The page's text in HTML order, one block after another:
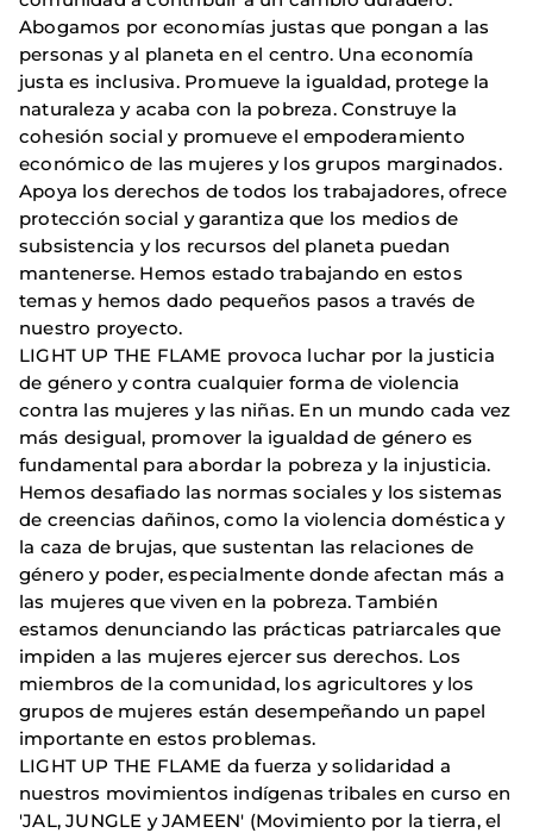
Abogamos por economías justas que pongan a las
personas y al planeta en el centro. Una economía
justa es inclusiva. Promueve la igualdad, protege la
naturaleza y acaba con la pobreza. Construye la
cohesión social y promueve el empoderamiento
económico de las mujeres y los grupos marginados.
Apoya los derechos de todos los trabajadores, ofrece
protección social y garantiza que los medios de
subsistencia y los recursos del planeta puedan
mantenerse. Hemos estado trabajando en estos
temas y hemos dado pequeños pasos a través de
nuestro proyecto.
LIGHT UP THE FLAME provoca luchar por la justicia
de género y contra cualquier forma de violencia
contra las mujeres y las niñas. En un mundo cada vez
más desigual, promover la igualdad de género es
fundamental para abordar la pobreza y la injusticia.
Hemos desafiado las normas sociales y los sistemas
de creencias dañinos, como la violencia doméstica y
la caza de brujas, que sustentan las relaciones de
género y poder, especialmente donde afectan más a
las mujeres que viven en la pobreza. También
estamos denunciando las prácticas patriarcales que
impiden a las mujeres ejercer sus derechos. Los
miembros de la comunidad, los agricultores y los
grupos de mujeres están desempeñando un papel
importante en estos problemas.
LIGHT UP THE FLAME da fuerza y ​​solidaridad a
nuestros movimientos indígenas tribales en curso en
'JAL, JUNGLE y JAMEEN' (Movimiento por la tierra, el